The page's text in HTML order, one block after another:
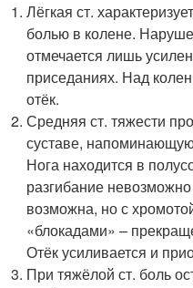
Лёгкая ст.
болью в колене.
отмечается лишь
приседаниях. Над
отёк.
Средняя ст. тяжести
суставе,
Нога находится в
разгибание
возможна, но с
«блокадами» –
Отёк усиливается и
При тяжёлой ст. боль